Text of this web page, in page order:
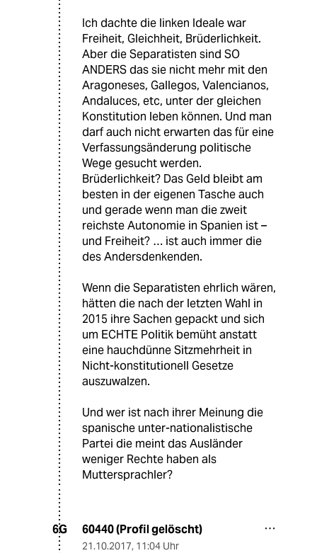
Ich dachte die linken Ideale war
Freiheit, Gleichheit, Brüderlichkeit.
Aber die Separatisten sind SO
ANDERS das sie nicht mehr mit den
Aragoneses, Gallegos, Valencianos,
Andaluces, etc, unter der gleichen
Konstitution leben können. Und man
darf auch nicht erwarten das für eine
Verfassungsänderung politische
Wege gesucht werden.
Brüderlichkeit? Das Geld bleibt am
besten in der eigenen Tasche auch
und gerade wenn man die zweit
reichste Autonomie in Spanien ist –
und Freiheit? … ist auch immer die
des Andersdenkenden.
Wenn die Separatisten ehrlich wären,
hätten die nach der letzten Wahl in
2015 ihre Sachen gepackt und sich
um ECHTE Politik bemüht anstatt
eine hauchdünne Sitzmehrheit in
Nicht-konstitutionell Gesetze
auszuwalzen.
Und wer ist nach ihrer Meinung die
spanische unter-nationalistische
Partei die meint das Ausländer
weniger Rechte haben als
Muttersprachler?
6G 60440 (Profil gelöscht)
21.10.2017, 11:04 Uhr